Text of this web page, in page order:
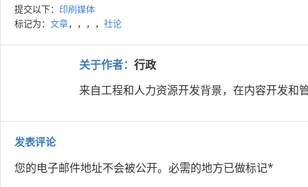
提交以下： 印刷媒体
标记为： 文章，，，， 社论
关于作者： 行政
来自工程和人力资源开发背景，在内容开发和
发表评论
您的电子邮件地址不会被公开。 必需的地方已做标记*